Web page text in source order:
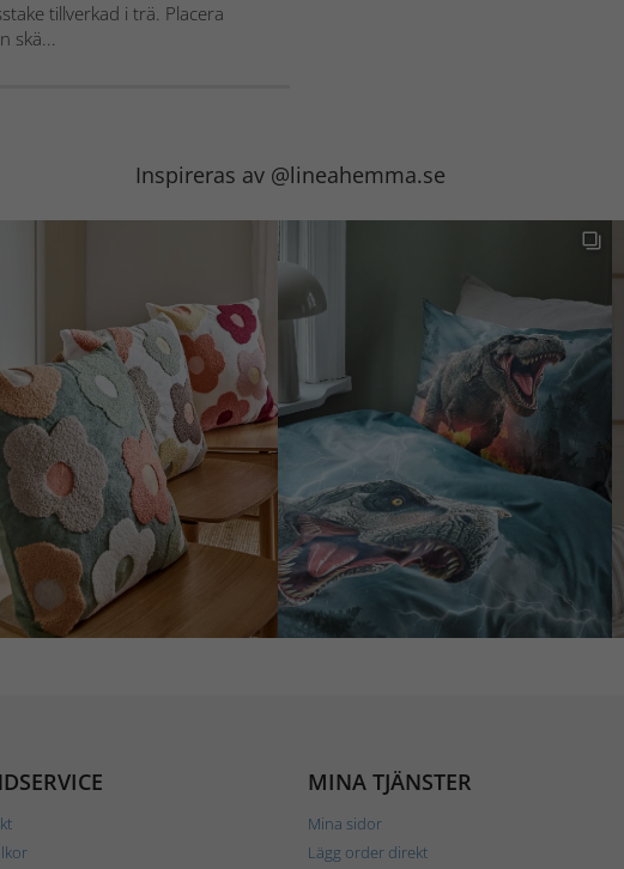
tillverkad i trä. Placera
skä...
Inspireras av @lineahemma.se
MINA TJÄNSTER
Mina sidor
Lägg order direkt